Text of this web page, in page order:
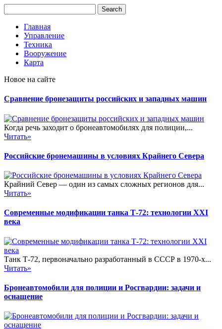
Главная
Управление
Техника
Вооружение
Карта
Новое на сайте
Сравнение бронезащиты российских и западных машин
Когда речь заходит о бронеавтомобилях для полиции,...
Читать»
Российские бронемашины в условиях Крайнего Севера
Крайний Север — один из самых сложных регионов для...
Читать»
Современные модификации танка Т-72: технологии XXI
века
Танк Т-72, первоначально разработанный в СССР в 1970-х...
Читать»
Бронеавтомобили для полиции и Росгвардии: задачи и
оснащение